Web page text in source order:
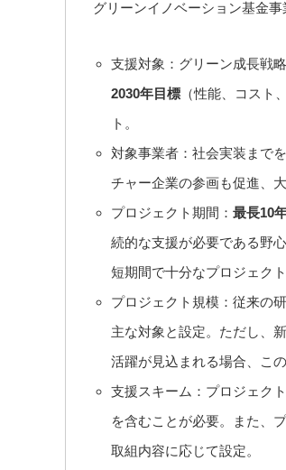
グリーンイノベーション基金
支援対象：グリーン成長戦
2030年目標（性能、コスト
ト。
対象事業者：社会実装まで
チャー企業の参画も促進、
プロジェクト期間： 最長10
続的な支援が必要である野
短期間で十分なプロジェクト
プロジェクト規模：従来の
主な対象と設定。ただし、
活躍が見込まれる場合、こ
支援スキーム：プロジェク
を含むことが必要。また、
取組内容に応じて設定。